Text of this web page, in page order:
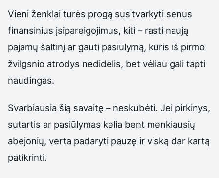
Vieni ženklai turės progą susitvarkyti senus
finansinius įsipareigojimus, kiti – rasti naują
pajamų šaltinį ar gauti pasiūlymą, kuris iš pirmo
žvilgsnio atrodys nedidelis, bet vėliau gali tapti
naudingas.
Svarbiausia šią savaitę – neskubėti. Jei pirkinys,
sutartis ar pasiūlymas kelia bent menkiausių
abejonių, verta padaryti pauzę ir viską dar kartą
patikrinti.